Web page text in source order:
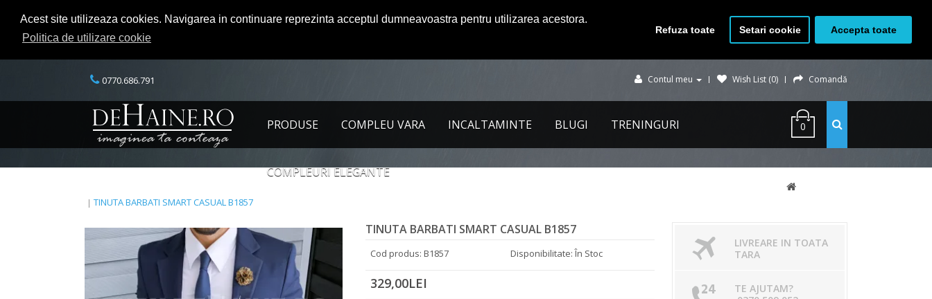
Acest site utilizeaza cookies. Navigarea in continuare reprezinta acceptul dumneavoastra pentru utilizarea acestora.
Politica de utilizare cookie
Refuza toate Setari cookie Accepta toate
0770.686.791 Contul meu Wish List (0) Comandă
0
PRODUSE COMPLEU VARA INCALTAMINTE BLUGI TRENINGURI
COMPLEURI ELEGANTE
TINUTA BARBATI SMART CASUAL B1857
TINUTA BARBATI SMART CASUAL B1857
Cod produs: B1857 Disponibilitate: În Stoc
329,00LEI
LIVREARE IN TOATA
TARA
TE AJUTAM?